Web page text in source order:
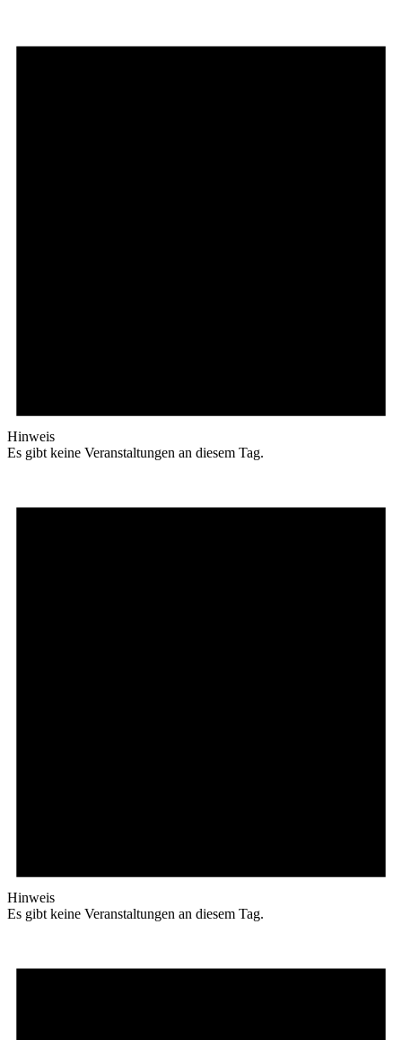
Hinweis
Es gibt keine Veranstaltungen an diesem Tag.
Hinweis
Es gibt keine Veranstaltungen an diesem Tag.